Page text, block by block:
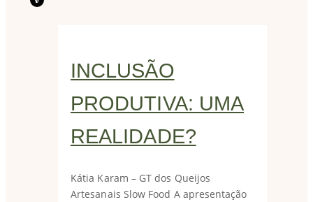
INCLUSÃO
PRODUTIVA: UMA
REALIDADE?
Kátia Karam – GT dos Queijos
Artesanais Slow Food A apresentação